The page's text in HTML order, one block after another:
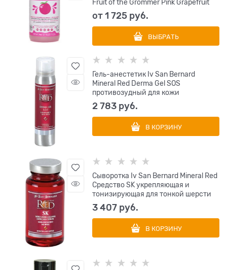
Fruit of the Grommer Pink Grapefruit
от1 725 руб.
ВЫБРАТЬ
Гель-анестетик Iv San Bernard
Mineral Red Derma Gel SOS
противозудный для кожи
2 783 руб.
В КОРЗИНУ
Сыворотка Iv San Bernard Mineral Red
Средство SK укрепляющая и
тонизирующая для тонкой шерсти
3 407 руб.
В КОРЗИНУ